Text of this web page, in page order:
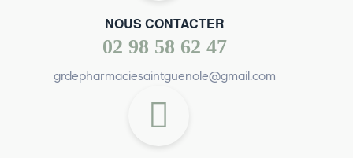
NOUS CONTACTER
02 98 58 62 47
grdepharmaciesaintguenole@gmail.com